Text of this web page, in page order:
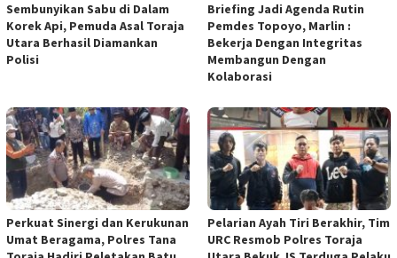
Sembunyikan Sabu di Dalam
Korek Api, Pemuda Asal Toraja
Utara Berhasil Diamankan
Polisi
Briefing Jadi Agenda Rutin
Pemdes Topoyo, Marlin :
Bekerja Dengan Integritas
Membangun Dengan
Kolaborasi
Perkuat Sinergi dan Kerukunan
Umat Beragama, Polres Tana
Pelarian Ayah Tiri Berakhir, Tim
URC Resmob Polres Toraja